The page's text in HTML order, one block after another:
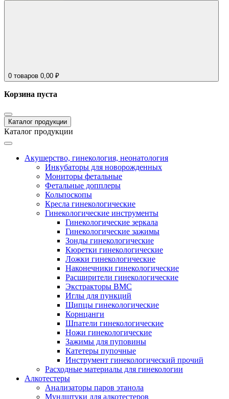
0 товаров 0,00 ₽
Корзина пуста
Каталог продукции
Каталог продукции
Акушерство, гинекология, неонатология
Инкубаторы для новорожденных
Мониторы фетальные
Фетальные допплеры
Кольпоскопы
Кресла гинекологические
Гинекологические инструменты
Гинекологические зеркала
Гинекологические зажимы
Зонды гинекологические
Кюретки гинекологические
Ложки гинекологические
Наконечники гинекологические
Расширители гинекологические
Экстракторы ВМС
Иглы для пункций
Щипцы гинекологические
Корнцанги
Шпатели гинекологические
Ножи гинекологические
Зажимы для пуповины
Катетеры пупочные
Инструмент гинекологический прочий
Расходные материалы для гинекологии
Алкотестеры
Анализаторы паров этанола
Мундштуки для алкотестеров